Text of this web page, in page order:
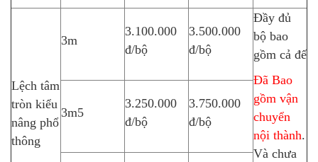
Lệch tâm
tròn kiểu
nâng phổ
thông
3m
3.100.000
đ/bộ
3.500.000
đ/bộ
Đầy đủ
bộ bao
gồm cả đế
Đã Bao
gồm vận
chuyển
nội thành.
Và chưa
3m5
3.250.000
đ/bộ
3.750.000
đ/bộ